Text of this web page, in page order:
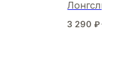
Лонгслив
3 290 ₽